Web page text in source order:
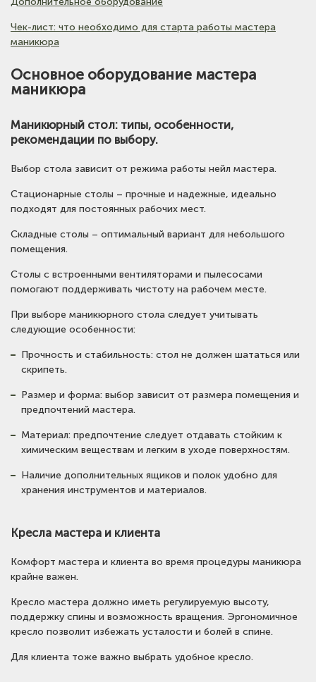
Чек-лист: что необходимо для старта работы мастера
маникюра
Основное оборудование мастера
маникюра
Маникюрный стол: типы, особенности,
рекомендации по выбору.
Выбор стола зависит от режима работы нейл мастера.
Стационарные столы – прочные и надежные, идеально
подходят для постоянных рабочих мест.
Складные столы – оптимальный вариант для небольшого
помещения.
Столы с встроенными вентиляторами и пылесосами
помогают поддерживать чистоту на рабочем месте.
При выборе маникюрного стола следует учитывать
следующие особенности:
Прочность и стабильность: стол не должен шататься или
скрипеть.
Размер и форма: выбор зависит от размера помещения и
предпочтений мастера.
Материал: предпочтение следует отдавать стойким к
химическим веществам и легким в уходе поверхностям.
Наличие дополнительных ящиков и полок удобно для
хранения инструментов и материалов.
Кресла мастера и клиента
Комфорт мастера и клиента во время процедуры маникюра
крайне важен.
Кресло мастера должно иметь регулируемую высоту,
поддержку спины и возможность вращения. Эргономичное
кресло позволит избежать усталости и болей в спине.
Для клиента тоже важно выбрать удобное кресло.